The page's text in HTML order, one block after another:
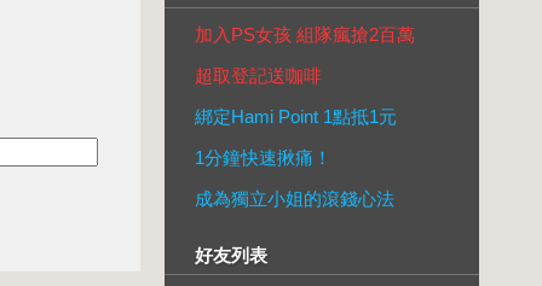
加入PS女孩 組隊瘋搶2百萬
超取登記送咖啡
綁定Hami Point 1點抵1元
1分鐘快速揪痛！
成為獨立小姐的滾錢心法
好友列表